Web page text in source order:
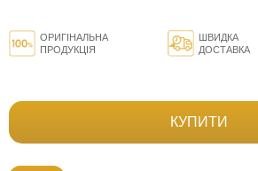
ОРИГІНАЛЬНА
ПРОДУКЦІЯ
ШВИДКА
ДОСТАВКА
КУПИТИ